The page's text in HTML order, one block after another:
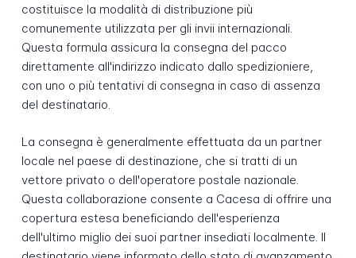
costituisce la modalità di distribuzione più
comunemente utilizzata per gli invii internazionali.
Questa formula assicura la consegna del pacco
direttamente all'indirizzo indicato dallo spedizioniere,
con uno o più tentativi di consegna in caso di assenza
del destinatario.
La consegna è generalmente effettuata da un partner
locale nel paese di destinazione, che si tratti di un
vettore privato o dell'operatore postale nazionale.
Questa collaborazione consente a Cacesa di offrire una
copertura estesa beneficiando dell'esperienza
dell'ultimo miglio dei suoi partner insediati localmente. Il